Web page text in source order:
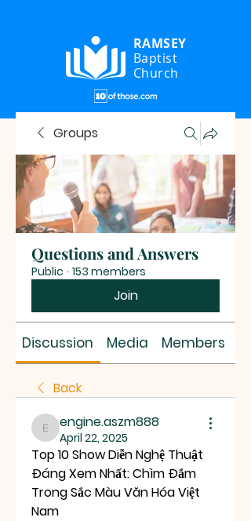
RAMSEY
Baptist
Church
Groups
Questions and Answers
Public · 153 members
Join
Discussion Media Members
Back
engine.aszm888
engine.aszm888
April 22, 2025
Top 10 Show Diễn Nghệ Thuật
Đáng Xem Nhất: Chìm Đắm
Trong Sắc Màu Văn Hóa Việt
Nam